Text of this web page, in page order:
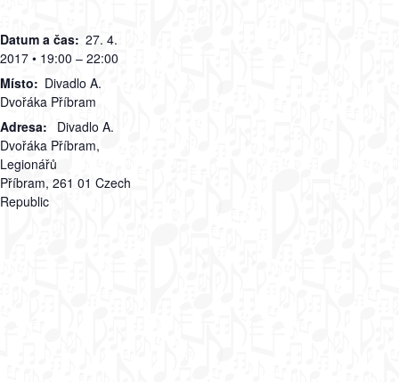
Datum a čas: 27. 4.
2017 • 19:00 – 22:00
Místo: Divadlo A.
Dvořáka Příbram
Adresa:
Divadlo A.
Dvořáka Příbram,
Legionářů
Příbram, 261 01 Czech
Republic